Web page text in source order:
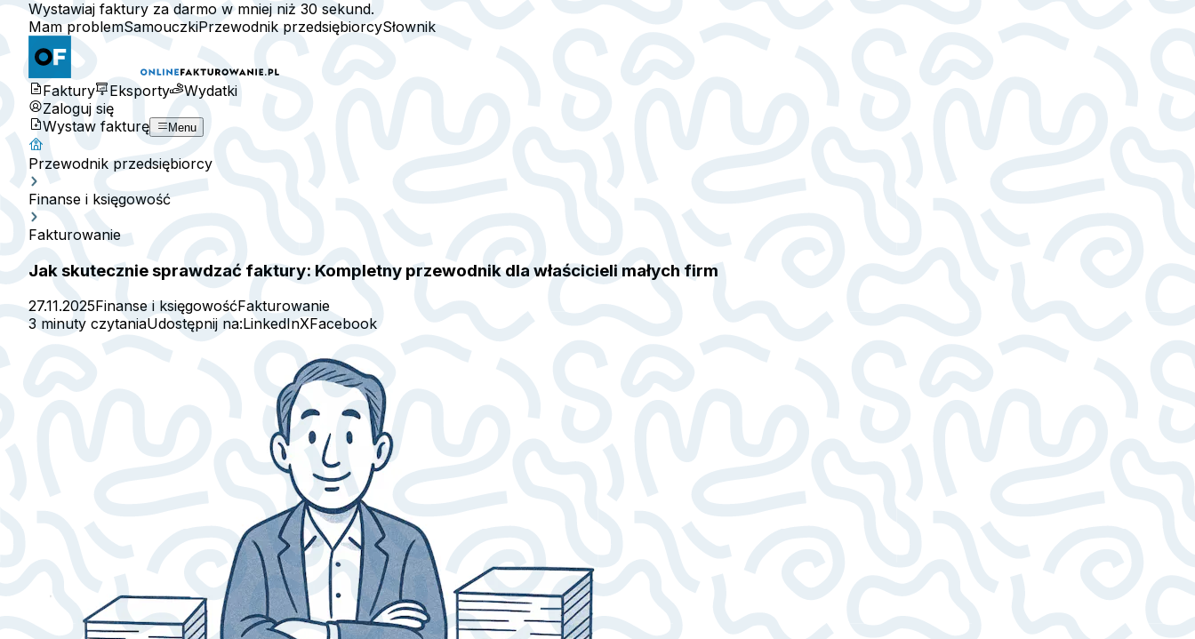
Wystawiaj faktury za darmo w mniej niż 30 sekund.
Mam problemSamouczkiPrzewodnik przedsiębiorcySłownik
Faktury Eksporty
Wydatki
Zaloguj się
Wystaw fakturę
Menu
Przewodnik przedsiębiorcy
Finanse i księgowość
Fakturowanie
Jak skutecznie sprawdzać faktury: Kompletny przewodnik dla właścicieli małych firm
27.11.2025Finanse i księgowośćFakturowanie
3 minuty czytaniaUdostępnij na:LinkedInXFacebook